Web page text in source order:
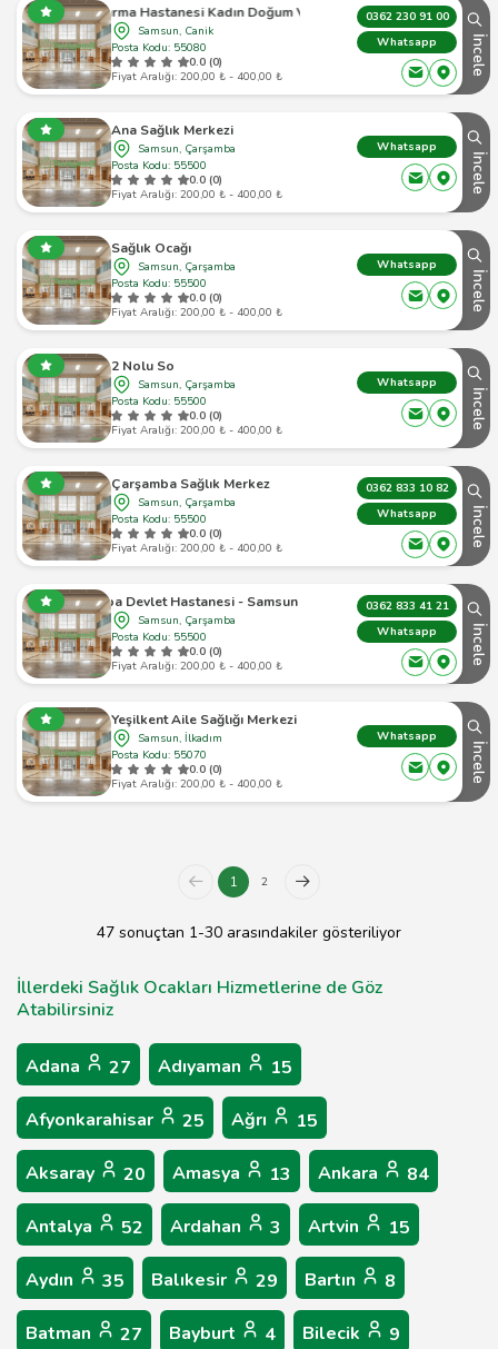
Kadın Doğum Ve Çocuk Hastalıkları Ek Hizmet Binası
Samsun, Canik
Posta Kodu: 55080
0.0 (0)
Fiyat Aralığı: 200,00 ₺ - 400,00 ₺
0362 230 91 00
Whatsapp
İncele
Ana Sağlık Merkezi
Samsun, Çarşamba
Posta Kodu: 55500
0.0 (0)
Fiyat Aralığı: 200,00 ₺ - 400,00 ₺
Whatsapp
İncele
Sağlık Ocağı
Samsun, Çarşamba
Posta Kodu: 55500
0.0 (0)
Fiyat Aralığı: 200,00 ₺ - 400,00 ₺
Whatsapp
İncele
2 Nolu So
Samsun, Çarşamba
Posta Kodu: 55500
0.0 (0)
Fiyat Aralığı: 200,00 ₺ - 400,00 ₺
Whatsapp
İncele
Çarşamba Sağlık Merkez
Samsun, Çarşamba
Posta Kodu: 55500
0.0 (0)
Fiyat Aralığı: 200,00 ₺ - 400,00 ₺
0362 833 10 82
Whatsapp
İncele
Çarşamba Devlet Hastanesi - Samsun Çarşamba - 1
Samsun, Çarşamba
Posta Kodu: 55500
0.0 (0)
Fiyat Aralığı: 200,00 ₺ - 400,00 ₺
0362 833 41 21
Whatsapp
İncele
Yeşilkent Aile Sağlığı Merkezi
Samsun, İlkadım
Posta Kodu: 55070
0.0 (0)
Fiyat Aralığı: 200,00 ₺ - 400,00 ₺
Whatsapp
İncele
1 2
47 sonuçtan 1-30 arasındakiler gösteriliyor
İllerdeki Sağlık Ocakları Hizmetlerine de Göz
Atabilirsiniz
Adana 27 Adıyaman 15
Afyonkarahisar 25 Ağrı 15
Aksaray 20 Amasya 13 Ankara 84
Antalya 52 Ardahan 3 Artvin 15
Aydın 35 Balıkesir 29 Bartın 8
Batman 27 Bayburt 4 Bilecik 9